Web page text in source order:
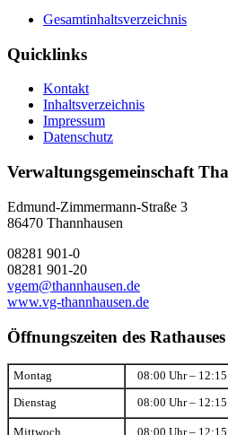
Gesamtinhaltsverzeichnis
Quicklinks
Kontakt
Inhaltsverzeichnis
Impressum
Datenschutz
Verwaltungsgemeinschaft
Edmund-Zimmermann-Straße 3
86470 Thannhausen
08281 901-0
08281 901-20
vgem@thannhausen.de
www.vg-thannhausen.de
Öffnungszeiten des Rathauses
Montag 08:00 Uhr –
Dienstag 08:00 Uhr –